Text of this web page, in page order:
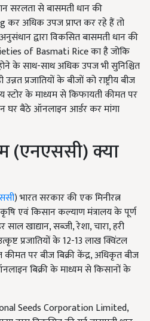
सरलता से बासमती धान की
अधिक उपज प्राप्त कर रहे हैं तो
द्वारा विकसित बासमती धान की
of Basmati Rice का है जोकि
के साथ-साथ अधिक उपज भी सुनिश्चित
प्रजातियों के बीजों को राष्ट्रीय बीज
के माध्यम से किफायती कीमत पर
घर बैठे ऑनलाइन आर्डर कर मांगा
(एनएससी) क्या
) भारत सरकार की एक मिनीरत्न
एवं किसान कल्याण मंत्रालय के पूर्ण
खाद्यान, सब्जी, रेशा, चारा, हरी
प्रजातियों के 12-13 लाख क्विंटल
कीमत पर बीज बिक्री केंद्र, अधिकृत बीज
बिक्री के माध्यम से किसानों के
Seeds Corporation Limited,